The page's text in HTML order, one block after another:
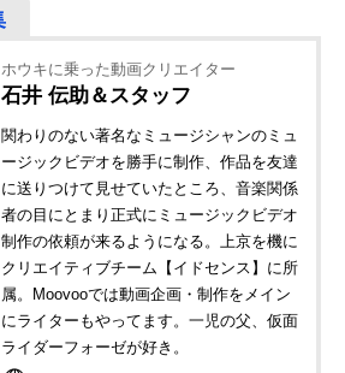
ホウキに乗った動画クリエイター
石井 伝助＆スタッフ
関わりのない著名なミュージシャンのミュ
ージックビデオを勝手に制作、作品を友達
に送りつけて見せていたところ、音楽関係
者の目にとまり正式にミュージックビデオ
制作の依頼が来るようになる。上京を機に
クリエイティブチーム【イドセンス】に所
属。Moovooでは動画企画・制作をメイン
にライターもやってます。一児の父、仮面
ライダーフォーゼが好き。